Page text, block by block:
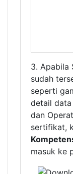
3. Apabila
sudah
seperti
detail
dan
sertifikat,
masuk ke